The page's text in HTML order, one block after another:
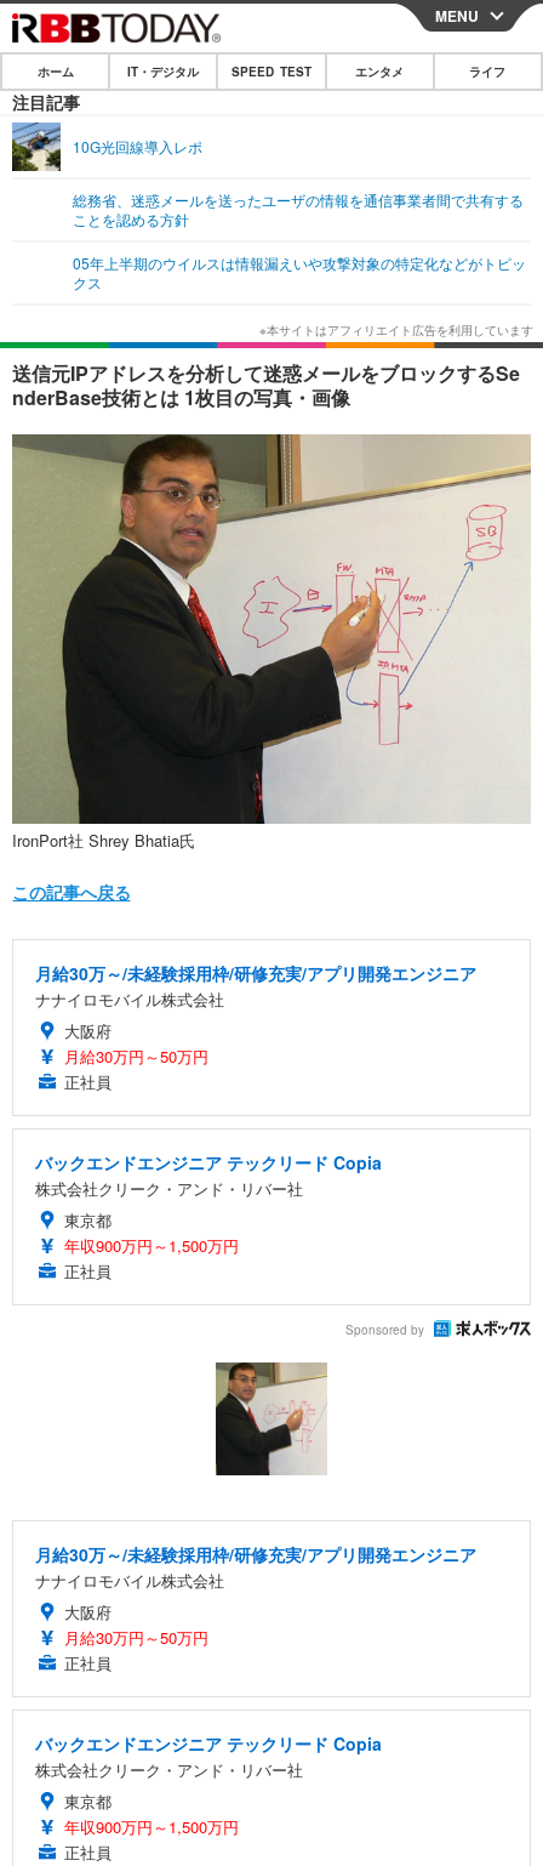
CLOSE
ホーム
IT・デジタル
ネタ
ショッピング その他
エンタメTOP
韓国・芸能
音楽 スポーツ
ショッピング その他
ライフ
ライフTOP グルメ
ペット ショッピング
その他
リリース一覧
プッシュ通知の停止方法
MENU
ホーム IT・デジタル SPEED TEST エンタメ ライフ
注目記事
10G光回線導入レポ
総務省、迷惑メールを送ったユーザの情報を通信事業者間で共有する
ことを認める方針
05年上半期のウイルスは情報漏えいや攻撃対象の特定化などがトピッ
クス
送信元IPアドレスを分析して迷惑メールをブロックするSe
nderBase技術とは 1枚目の写真・画像
IronPort社 Shrey Bhatia氏
この記事へ戻る
月給30万～/未経験採用枠/研修充実/アプリ開発エンジニア
ナナイロモバイル株式会社
大阪府
月給30万円～50万円
正社員
バックエンドエンジニア テックリード Copia
株式会社クリーク・アンド・リバー社
東京都
年収900万円～1,500万円
正社員
Sponsored by
月給30万～/未経験採用枠/研修充実/アプリ開発エンジニア
ナナイロモバイル株式会社
大阪府
月給30万円～50万円
正社員
バックエンドエンジニア テックリード Copia
株式会社クリーク・アンド・リバー社
東京都
年収900万円～1,500万円
正社員